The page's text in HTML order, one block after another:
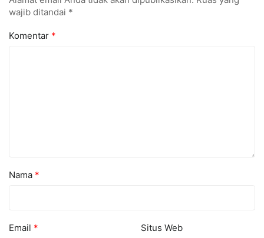
wajib ditandai *
Komentar *
Nama *
Email * Situs Web